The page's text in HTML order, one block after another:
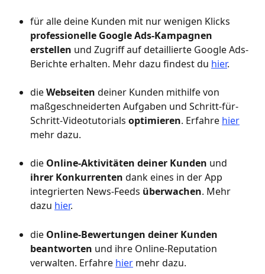
für alle deine Kunden mit nur wenigen Klicks
professionelle Google Ads-Kampagnen
erstellen und Zugriff auf detaillierte Google Ads-
Berichte erhalten. Mehr dazu findest du hier.
die Webseiten deiner Kunden mithilfe von
maßgeschneiderten Aufgaben und Schritt-für-
Schritt-Videotutorials optimieren. Erfahre hier
mehr dazu.
die Online-Aktivitäten deiner Kunden und
ihrer Konkurrenten dank eines in der App
integrierten News-Feeds überwachen. Mehr
dazu hier.
die Online-Bewertungen deiner Kunden
beantworten und ihre Online-Reputation
verwalten. Erfahre hier mehr dazu.